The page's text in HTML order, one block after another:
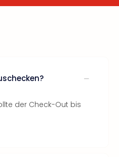
der Check-Out bis